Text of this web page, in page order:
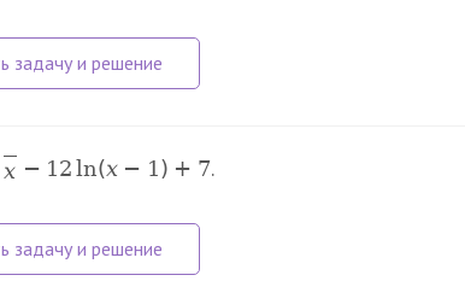
x − 12ln(x − 1 ) + 7.